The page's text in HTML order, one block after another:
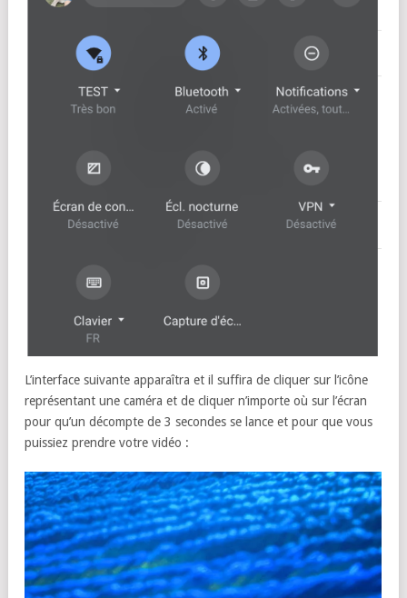
L’interface suivante apparaîtra et il suffira de cliquer sur l’icône
représentant une caméra et de cliquer n’importe où sur l’écran
pour qu’un décompte de 3 secondes se lance et pour que vous
puissiez prendre votre vidéo :